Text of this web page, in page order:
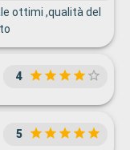
ottimi ,qualità del
4
5